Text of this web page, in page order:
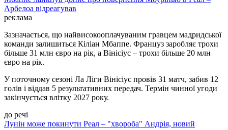
Арбелоа відреагував
реклама
Зазначається, що найвисокооплачуваним гравцем мадридської
команди залишиться Кіліан Мбаппе. Француз заробляє трохи
більше 31 млн євро на рік, а Вінісіус – трохи більше 20 млн
євро на рік.
У поточному сезоні Ла Ліги Вінісіус провів 31 матч, забив 12
голів і віддав 5 результативних передач. Термін чинної угоди
закінчується влітку 2027 року.
до речі
Лунін може покинути Реал – "хвороба" Андрія, новий